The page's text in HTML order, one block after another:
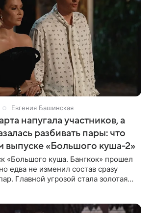
Евгения Башинская
напугала участников, а
разбивать пары: что
выпуске «Большого куша-2»
«Большого куша. Бангкок» прошел
едва не изменил состав сразу
Главной угрозой стала золотая